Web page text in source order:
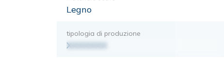
Legno
tipologia di produzione
XXXXXXX